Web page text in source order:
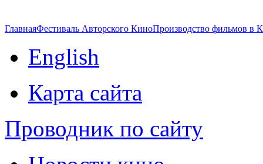
ГлавнаяФестиваль Авторского КиноПроизводство фильмов в
English
Карта сайта
Проводник по сайту